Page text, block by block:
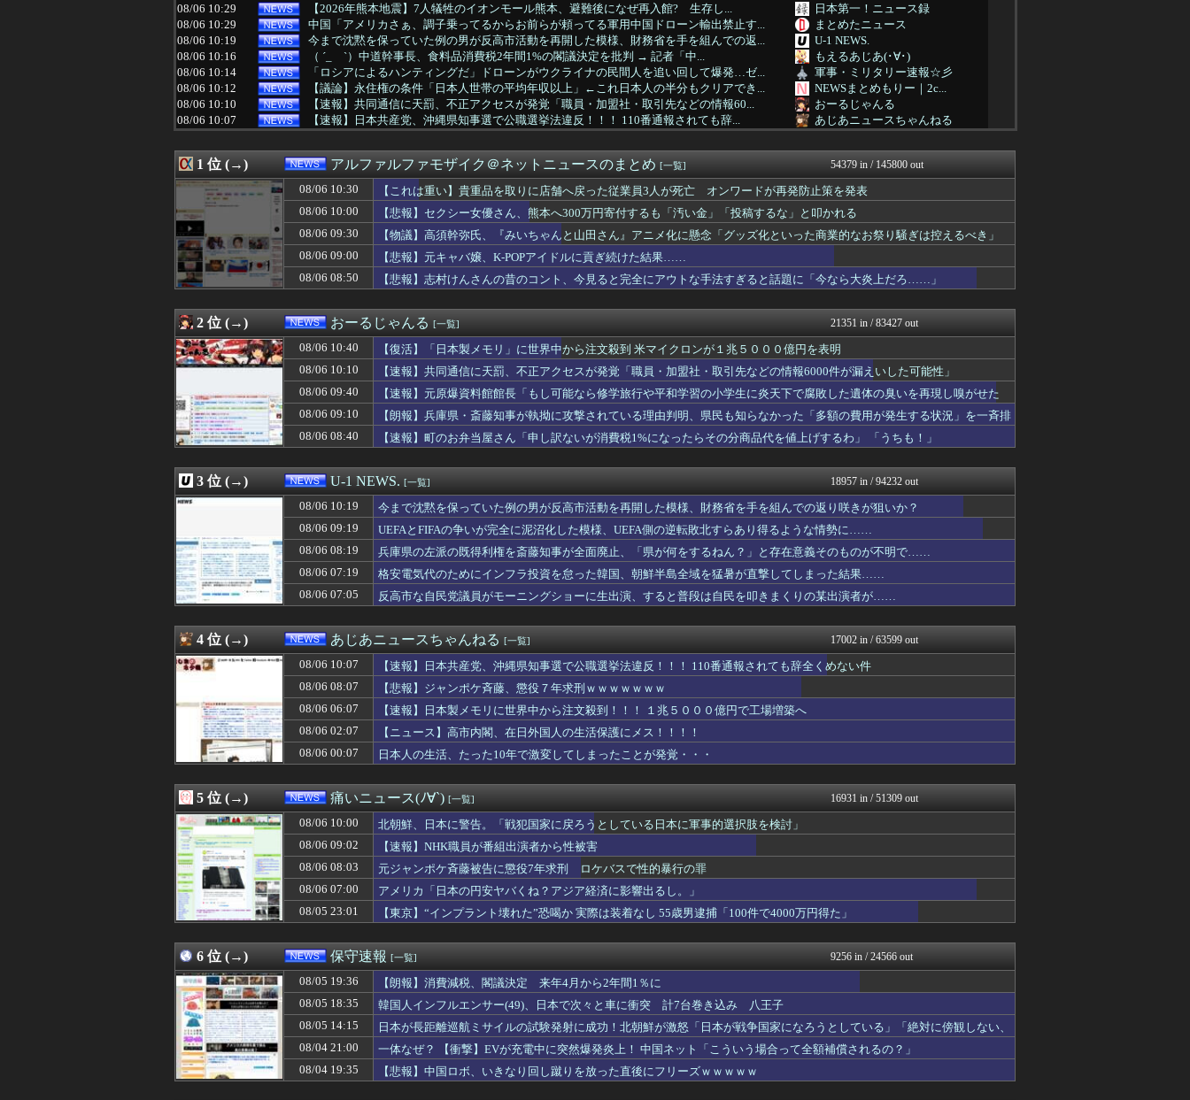
08/06 10:29
【2026年熊本地震】7人犠牲のイオンモール熊本、避難後になぜ再入館? 生存し...
日本第一！ニュース録
08/06 10:29
中国「アメリカさぁ、調子乗ってるからお前らが頼ってる軍用中国ドローン輸出禁止す...
まとめたニュース
08/06 10:19
今まで沈黙を保っていた例の男が反高市活動を再開した模様、財務省を手を組んでの返...
U-1 NEWS.
08/06 10:16
（ ´_ゝ`）中道幹事長、食料品消費税2年間1%の閣議決定を批判 → 記者「中...
もえるあじあ(･∀･)
08/06 10:14
「ロシアによるハンティングだ」ドローンがウクライナの民間人を追い回して爆発…ゼ...
軍事・ミリタリー速報☆彡
08/06 10:12
【議論】永住権の条件「日本人世帯の平均年収以上」←これ日本人の半分もクリアでき...
NEWSまとめもりー｜2c...
08/06 10:10
【速報】共同通信に天罰、不正アクセスが発覚「職員・加盟社・取引先などの情報60...
おーるじゃんる
08/06 10:07
【速報】日本共産党、沖縄県知事選で公職選挙法違反！！！ 110番通報されても辞...
あじあニュースちゃんねる
08/06 10:00
【悲報】セクシー女優さん、熊本へ300万円寄付するも「汚い金」「投稿するな」と...
アルファルファモザイク＠ネ...
08/06 10:00
【画像あり】えっ、ワイ氏の「貯金」・・・多すぎ・・・？
投資ちゃんねる
08/06 10:00
北朝鮮、日本に警告。「戦犯国家に戻ろうとしている日本に軍事的選択肢を検討」
痛いニュース(ﾉ∀`)
08/06 10:00
衆院選でほぼ全ての野党「消費税減税するので投票よろしく！！」→現在の野党「消費...
オレ的ゲーム速報＠刃
08/06 10:00
かつて650万部を誇った「週刊少年ジャンプ」、発行部数が初の100万部割れ
みそパンNEWS
08/06 09:59
【悲報】Googleのエンジニア「最近AIで仕事がつまらなくなった」
かせまと！
08/06 09:55
元原爆資料館館長「もし可能なら修学旅行や平和学習の小学生に腐敗した遺体の臭いを...
国難にあってもの申す！！
08/06 09:40
仕事を嫌々やり続けた結果w
ふぇー速
08/06 09:40
【速報】元原爆資料館館長「もし可能なら修学旅行や平和学習の小学生に炎天下で腐敗...
おーるじゃんる
08/06 09:38
【悲報】若年男性が自信喪失してしまった原因が判明 → ………
政経ワロスまとめニュース♪
08/06 09:30
女性を殺害し山に捨てた無職ベトナム人、安定の”在留資格なし”だった
オレ的ゲーム速報＠刃
08/06 09:30
【物議】高須幹弥氏、『みいちゃんと山田さん』アニメ化に懸念「グッズ化といった商...
アルファルファモザイク＠ネ...
08/06 09:29
【ＬＰＧ】「イオンモール熊本」爆発の原因は漏れた液化石油ガスか…経産省、全国の...
日本第一！ニュース録
アンソロピックの｢クロード ミュトス5｣などAIが指示なくサイバー攻撃 性能評...
理想ちゃんねる
【聯合ニュース】 韓国在住の日本人女性インフルエンサー ライブ配信中に死亡
キムチ速報
08/06 09:19
UEFAとFIFAの争いが完全に泥沼化した模様、UEFA側の逆転敗北すらあり得...
U-1 NEWS.
08/06 09:15
株式投資、若年男性の自信喪失の原因に 6割超が「人生の敗者」自認
かせまと！
08/06 09:15
むしろ守る人がいない沖縄 〜 玉城デニーと書かれた横断幕を貼る人々、公職選挙法...
反日愚国 恨寓瘻
08/06 09:12
【悲報】米軍、『完全終了』のお知らせ・・・・・
NEWSまとめもりー｜2c...
08/06 09:10
特定外来カミキリムシに1匹300円の賞金をかけた高崎市、初日に1170匹持ち込...
ガハろぐNewsヽ(･ω･...
08/06 09:10
【朗報】兵庫県・斎藤知事が執拗に攻撃されている理由判明、県民も知らなかった「多...
おーるじゃんる
ウクライナの次は日本とかいうやついるけどどういう理屈なの？
大艦巨砲主義！
08/06 09:03
【朗報】26年上半期の輸出額最高 2年連続で更新、8977億円 農水省「...
watch＠２ちゃんねる
08/06 09:02
【速報】NHK職員が番組出演者から性被害
痛いニュース(ﾉ∀`)
08/06 09:00
NHKのとある番組出演者、NHK職員に性加害してPTSDに追い込み休職させてい...
オレ的ゲーム速報＠刃
08/06 09:00
【悲報】元キャバ嬢、K-POPアイドルに貢ぎ続けた結果……
アルファルファモザイク＠ネ...
08/06 09:00
【消費減税】日本の社会保障、岐路に 財源5兆円見通し立たず
みそパンNEWS
08/06 08:55
プレジデント アメリカが介入しないと日本円を守れない異常事態…高市首相の悲願｢...
国難にあってもの申す！！
08/06 08:52
ポーランド軍、衛生部隊と民間医療従事者が参加した戦場医療訓練を実施！
軍事・ミリタリー速報☆彡
08/06 08:50
【悲報】志村けんさんの昔のコント、今見ると完全にアウトな手法すぎると話題に「今...
アルファルファモザイク＠ネ...
清水アキラの息子・清水良太郎さん死去で、落語家・柳家小はだが「いじめ」「暴行」...
ガハろぐNewsヽ(･ω･...
高市首相の消費減税1％、弁当店はまさかの"価格据え置き"宣言「値下げはしません...
08/06 08:40
高市早苗、また中国を挑発。731部隊の7月31日に国家情報局を設置してしまった...
08/06 08:40
【速報】町のお弁当屋さん「申し訳ないが消費税1%になったらその分商品代を値上げ...
08/06 08:38
【悲報】共同通信「高市総理、避難所3分間の被災地熊本視察動画に批判！」 → 内...
政経ワロスまとめニュース♪
08/06 08:36
管理職は残業代出さなくていい←これおかしいだろ
08/06 08:29
オンワードが貴重品の常時携行を義務付け
日本第一！ニュース録
08/06 08:20
『オッス！はるかちゃん』全巻「99円」セール！全3巻「1,584円」→「297...
オレ的ゲーム速報＠刃
08/06 08:20
【なぜ韓国にはキム姓が多いのか】 韓国の姓は250、日本は30万…歴史的背景を...
08/06 08:19
兵庫県の左派の既得利権を斎藤知事が全面廃止、「県が何をするねん？」と存在意義そ...
U-1 NEWS.
08/06 08:18
れいわ信者「れいわ新選組は無くなったけど山本太郎は無くならないからね。山本太郎...
まとめたニュース
08/06 08:13
熊本の八代民なんやが家の中がある程度片付いたんやが
08/06 08:12
【修羅場】落語家が清水良太郎さんを恨んでる『理由』、ガチでヤバイ・・・・・
08/06 08:11
日経「おい、高市。消費税減税の強行は将来に禍根を残すゾ」
とりのまるやき（保守）
08/06 08:11
ふるさと納税って普通に働いてたら絶対した方が得なんか？
ふぇー速
08/06 08:10
【速報】日本共産党、熊本地震被災者のホテル二次避難の成果はウチだとアレオレ詐欺...
08/06 08:07
【悲報】ジャンポケ斉藤、懲役７年求刑ｗｗｗｗｗｗｗ
あじあニュースちゃんねる
08/06 08:03
【朗報】松本人志企画・プロデュース『ドキュメンタル』、アメリカで初の制作が決定...
08/06 08:03
実質賃金、6カ月連続プラスｗｗｗ
かせまと！
08/06 08:03
元ジャンポケ斉藤被告に懲役7年求刑 ロケバスで性的暴行の罪
痛いニュース(ﾉ∀`)
08/06 08:00
【悲報】人気チケットが1秒で完売する理由、こういうことだったｗｗｗｗ
アルファルファモザイク＠ネ...
08/06 08:00
「外国人は日本人と同じ生活者で、地域の担い手」…多文化共生実現への提言、全国知...
黒マッチョニュース
08/06 08:00
【画像あり】タイミーで行った会社に「直雇用のバイト」で行った結果ｗｗｗｗｗ
投資ちゃんねる
08/06 08:00
消費税減税「しっかりとした代替財源を示して」 自民・鈴木幹事長、党内の反対派に...
1 位 (→) アルファルファモザイク＠ネットニュースのまとめ [一覧] 54379 in / 145800 out
08/06 10:30
【これは重い】貴重品を取りに店舗へ戻った従業員3人が死亡 オンワードが再発防止策を発表
08/06 10:00
【悲報】セクシー女優さん、熊本へ300万円寄付するも「汚い金」「投稿するな」と叩かれる
08/06 09:30
【物議】高須幹弥氏、『みいちゃんと山田さん』アニメ化に懸念「グッズ化といった商業的なお祭り騒ぎは控えるべき」
08/06 09:00
【悲報】元キャバ嬢、K-POPアイドルに貢ぎ続けた結果……
08/06 08:50
【悲報】志村けんさんの昔のコント、今見ると完全にアウトな手法すぎると話題に「今なら大炎上だろ……」
2 位 (→) おーるじゃんる [一覧] 21351 in / 83427 out
08/06 10:40
【復活】「日本製メモリ」に世界中から注文殺到 米マイクロンが１兆５０００億円を表明
08/06 10:10
【速報】共同通信に天罰、不正アクセスが発覚「職員・加盟社・取引先などの情報6000件が漏えいした可能性」
08/06 09:40
【速報】元原爆資料館館長「もし可能なら修学旅行や平和学習の小学生に炎天下で腐敗した遺体の臭いを再現し嗅がせた
い」
08/06 09:10
【朗報】兵庫県・斎藤知事が執拗に攻撃されている理由判明、県民も知らなかった「多額の費用が発生する状況」を一斉排
除
08/06 08:40 【速報】町のお弁当屋さん「申し訳ないが消費税1%になったらその分商品代を値上げするわ」 「うちも！」
3 位 (→) U-1 NEWS. [一覧] 18957 in / 94232 out
08/06 10:19
今まで沈黙を保っていた例の男が反高市活動を再開した模様、財務省を手を組んでの返り咲きが狙いか？
08/06 09:19
UEFAとFIFAの争いが完全に泥沼化した模様、UEFA側の逆転敗北すらあり得るような情勢に……
08/06 08:19
兵庫県の左派の既得利権を斎藤知事が全面廃止、「県が何をするねん？」と存在意義そのものが不明で……
08/06 07:19
格安電気代のためにインフラ投資を怠った韓国、朝鮮半島全域を猛暑が直撃してしまった結果……
08/06 07:05
反高市な自民党議員がモーニングショーに生出演、すると普段は自民を叩きまくりの某出演者が……
4 位 (→) あじあニュースちゃんねる [一覧] 17002 in / 63599 out
08/06 10:07
【速報】日本共産党、沖縄県知事選で公職選挙法違反！！！ 110番通報されても辞全くめない件
08/06 08:07
【悲報】ジャンポケ斉藤、懲役７年求刑ｗｗｗｗｗｗｗ
08/06 06:07
【速報】日本製メモリに世界中から注文殺到！！！ １兆５０００億円で工場増築へ
08/06 02:07
【ニュース】高市内閣、在日外国人の生活保護にメス！！！！
08/06 00:07
日本人の生活、たった10年で激変してしまったことが発覚・・・
5 位 (→) 痛いニュース(ﾉ∀`) [一覧] 16931 in / 51309 out
08/06 10:00
北朝鮮、日本に警告。「戦犯国家に戻ろうとしている日本に軍事的選択肢を検討」
08/06 09:02
【速報】NHK職員が番組出演者から性被害
08/06 08:03
元ジャンポケ斉藤被告に懲役7年求刑 ロケバスで性的暴行の罪
08/06 07:00
アメリカ「日本の円安ヤバくね？アジア経済に影響出るし。」
08/05 23:01
【東京】“インプラント壊れた”恐喝か 実際は装着なし 55歳男逮捕「100件で4000万円得た」
6 位 (→) 保守速報 [一覧] 9256 in / 24566 out
08/05 19:36
【朗報】消費減税、閣議決定 来年4月から2年間1％に
08/05 18:35
韓国人インフルエンサー(49)、日本で次々と車に衝突 計7台巻き込み 八王子
08/05 14:15
日本が長距離巡航ミサイルの試験発射に成功！北朝鮮が激怒「日本が戦争国家になろうとしている」「絶対に傍観しない、
必ず後悔させる」
08/04 21:00
一体なぜ？ 【衝撃】EVが充電中に突然爆発炎上！ 中国ネット「こういう場合って全額補償されるの？」
08/04 19:35
【悲報】中国ロボ、いきなり回し蹴りを放った直後にフリーズｗｗｗｗｗ